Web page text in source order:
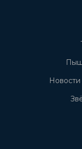
Новости